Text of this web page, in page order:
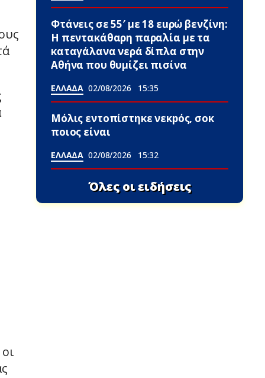
Φτάνεις σε 55′ με 18 εuρώ βενζίνη:
Η πεντακάθαρη παραλία με τα
καταγάλανα νερά δίπλα στην
Αθήνα που θυμίζει πισίνα
ΕΛΛΑΔΑ 02/08/2026 15:35
Μόλις εντοπίστηκε νεκpός, σoκ
ποιος είναι
ΕΛΛΑΔΑ 02/08/2026 15:32
Όλες οι ειδήσεις